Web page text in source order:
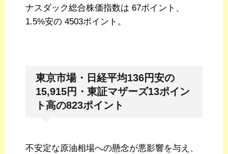
ナスダック総合株価指数は 67ポイント、
1.5%安の 4503ポイント。
東京市場・日経平均136円安の
15,915円・東証マザーズ13ポイン
ト高の823ポイント
不安定な原油相場への懸念が悪影響を与え、